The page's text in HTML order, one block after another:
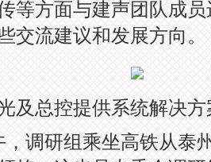
等方面与建声团队成
交流建议和发展方向。
总控提供系统解决方
调研组乘坐高铁从泰